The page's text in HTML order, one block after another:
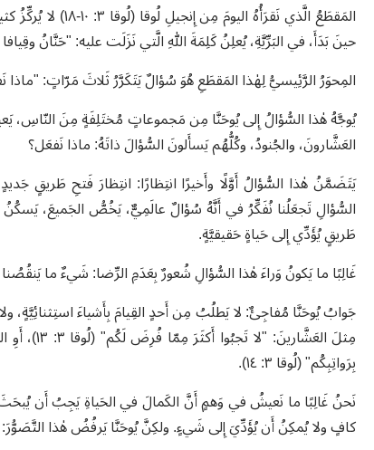
المَقطَعُ الَّذي
حينَ بَدَأَ، في البَرِّيَّةِ، يُعلِنُ كَلِمَةَ اللهِ الَّتي نَزَلَت عليه: "حَنَّانُ وقِيافا
المِحوَرُ الرَّئِيسيُّ لِهٰذا المَقطَعِ هُوَ سُؤالٌ يَتَكَرَّرُ ثَلاثَ مَرّاتٍ: "ماذا نَفعَل؟" (لُوقا
يُوجَّهُ هٰذا السُّؤالُ إِلى يُوحَنَّا مِن مَجموعاتٍ مُختَلِفَةٍ مِنَ النّاسِ،
العَشَّارونَ، والجُنودُ، وكُلُّهُم يَسأَلونَ السُّؤالَ ذاتَهُ: ماذا نَفعَل؟
يَتَضَمَّنُ هٰذا السُّؤالُ أَوَّلًا وأَخيرًا انتِظارًا: انتِظارَ فَتحِ طَريقٍ
السُّؤالِ تَجعَلُنا نُفَكِّرُ في أَنَّهُ سُؤالٌ عالَمِيٌّ، يَخُصُّ الجَميعَ،
طَريقٍ يُؤَدِّي إِلى حَياةٍ حَقيقيَّةٍ.
غَالِبًا ما يَكونُ وَراءَ هٰذا السُّؤالِ شُعورٌ بِعَدَمِ الرِّضا: شَيءٌ ما
جَوابُ يُوحَنَّا مُفاجِئٌ: لا يَطلُبُ مِن أَحدٍ القِيامَ بِأَشياءَ
مِثلَ
بِرَواتِبِكُم" (لُوقا ٣: ١٤).
نَحنُ غَالِبًا ما نَعيشُ في وَهمٍ أَنَّ الكَمالَ في الحَياةِ يَجِبُ أَن يُبحَثَ
كافٍ ولا يُمكِنُ أَن يُؤَدِّيَ إِلى شَيءٍ. ولكِنَّ يُوحَنَّا يَرفُضُ هٰذا التَّصَوُّرَ: